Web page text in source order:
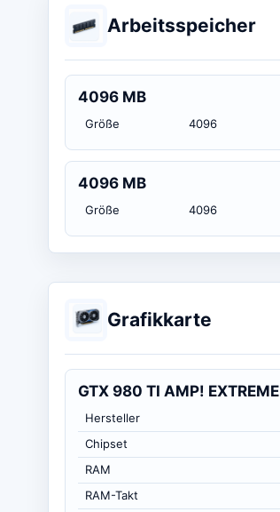
Arbeitsspeicher
4096 MB
Größe 4096
4096 MB
Größe 4096
Grafikkarte
GTX 980 TI AMP! EXTREME
Hersteller
Chipset
RAM
RAM-Takt